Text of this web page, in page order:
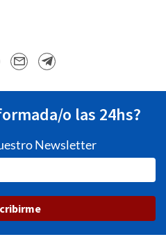
o las 24hs?
Newsletter